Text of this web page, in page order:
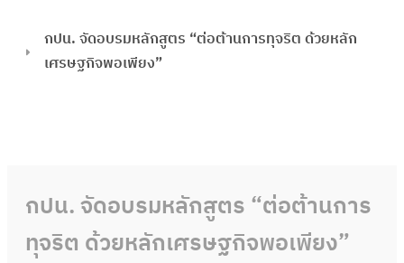
กปน. จัดอบรมหลักสูตร “ต่อต้านการทุจริต ด้วยหลัก
เศรษฐกิจพอเพียง”
กปน. จัดอบรมหลักสูตร “ต่อต้านการ
ทุจริต ด้วยหลักเศรษฐกิจพอเพียง”